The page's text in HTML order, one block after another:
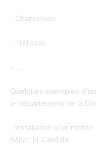
- Chancelade
- Trélissac
- …
Quelques exemples
le département de la
- Installation d’un
Sarlat-la-Canéda;